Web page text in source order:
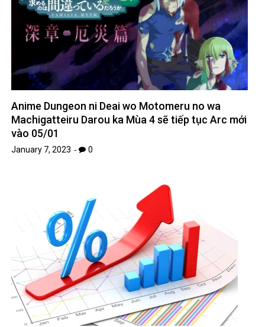
Anime Dungeon ni Deai wo Motomeru no wa
Machigatteiru Darou ka Mùa 4 sẽ tiếp tục Arc mới
vào 05/01
January 7, 2023 0